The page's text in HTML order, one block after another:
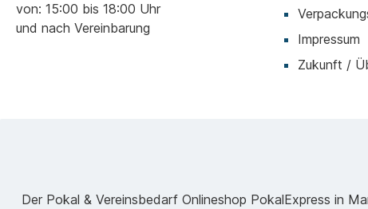
von: 15:00 bis 18:00 Uhr
und nach Vereinbarung
Impressum
Zukunft /
Der Pokal & Vereinsbedarf Onlineshop PokalExpress in